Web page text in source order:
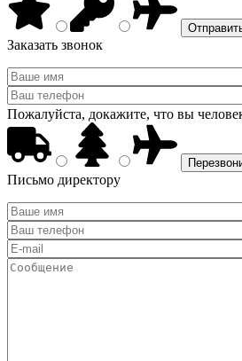
Заказать звонок
Пожалуйста, докажите, что вы
Письмо директору